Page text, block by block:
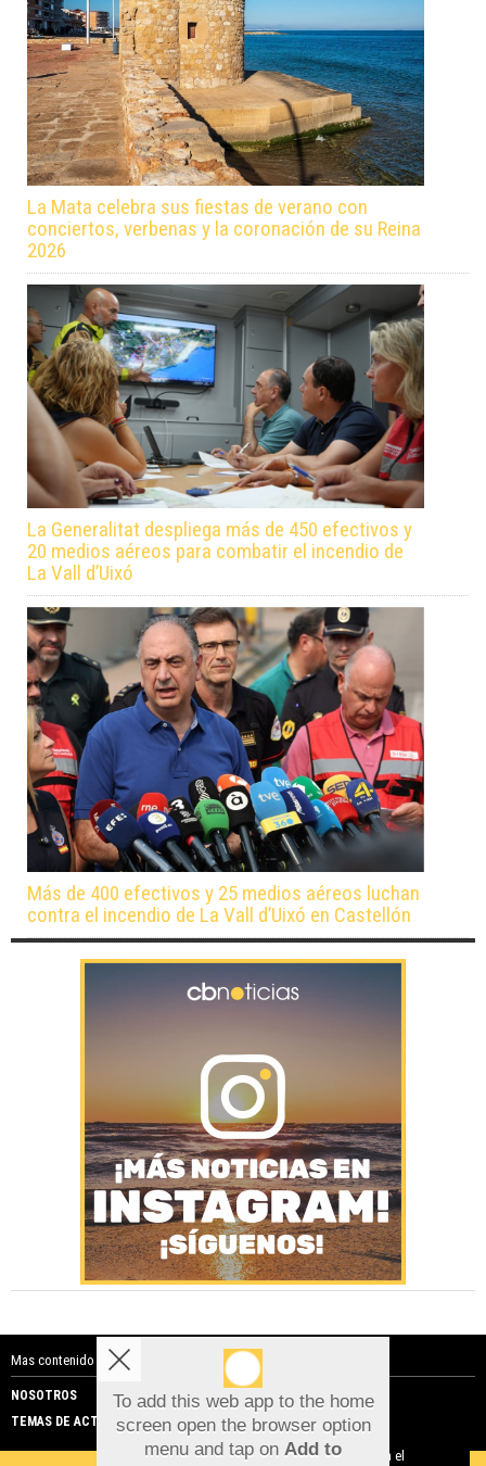
La Mata celebra sus fiestas de verano con
conciertos, verbenas y la coronación de su Reina
2026
La Generalitat despliega más de 450 efectivos y
20 medios aéreos para combatir el incendio de
La Vall d’Uixó
Más de 400 efectivos y 25 medios aéreos luchan
contra el incendio de La Vall d’Uixó en Castellón
Mas contenido de Costa Blanca Noticias:
NOSOTROS
PUBLICIDAD
TEMAS DE ACTUALIDAD
To add this web app to the home
screen open the browser option
menu and tap on Add to
Aviso sobre el Uso de cookies:
Utilizamos cookies nuestras y de terceros para el